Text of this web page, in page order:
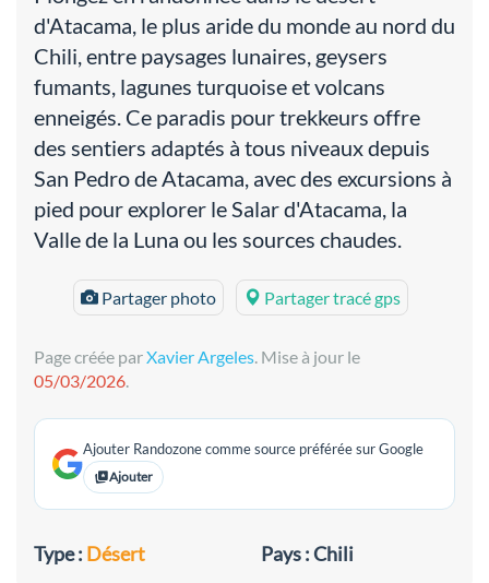
d'Atacama, le plus aride du monde au nord du
Chili, entre paysages lunaires, geysers
fumants, lagunes turquoise et volcans
enneigés. Ce paradis pour trekkeurs offre
des sentiers adaptés à tous niveaux depuis
San Pedro de Atacama, avec des excursions à
pied pour explorer le Salar d'Atacama, la
Valle de la Luna ou les sources chaudes.
Partager photo Partager tracé gps
Page créée parXavier Argeles. Mise à jour le
05/03/2026.
Ajouter Randozone comme source préférée sur Google
Ajouter
Type : Désert Pays : Chili